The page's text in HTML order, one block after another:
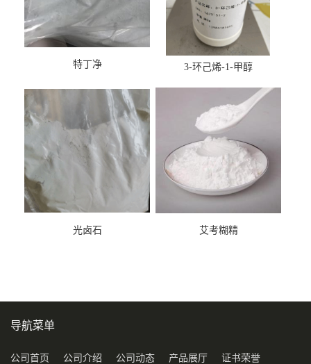
特丁净 3-环己烯-1-甲醇
光卤石 艾考糊精
导航菜单
公司首页 公司介绍 公司动态 产品展厅 证书荣誉